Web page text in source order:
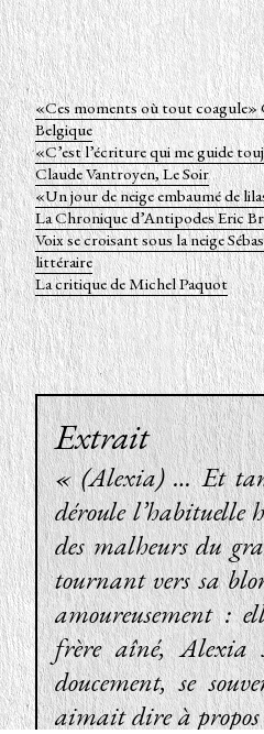
«Ces moments où tout
Belgique
«C’est l’écriture qui me guide
Claude Vantroyen, Le Soir
«Un jour de neige embaumé de
La Chronique d’Antipodes Eric
Voix se croisant sous la neige
littéraire
La critique de Michel Paquot
« (Alexia) … Et
déroule l’habituelle
des malheurs du
tournant vers sa
amoureusement :
frère aîné, Alexia
doucement, se
aimait dire à